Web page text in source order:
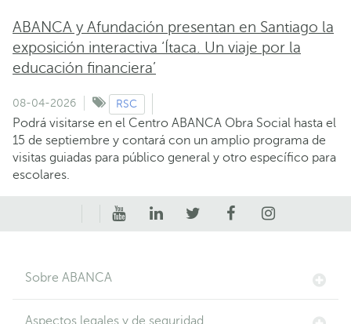
ABANCA y Afundación presentan en Santiago la
exposición interactiva ‘Ítaca. Un viaje por la
educación financiera’
08-04-2026 RSC
Podrá visitarse en el Centro ABANCA Obra Social hasta el
15 de septiembre y contará con un amplio programa de
visitas guiadas para público general y otro específico para
escolares.
Sobre ABANCA
Aspectos legales y de seguridad